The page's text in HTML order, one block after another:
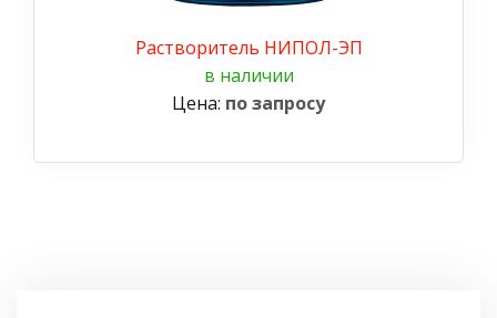
Растворитель НИПОЛ-ЭП
в наличии
Цена: по запросу